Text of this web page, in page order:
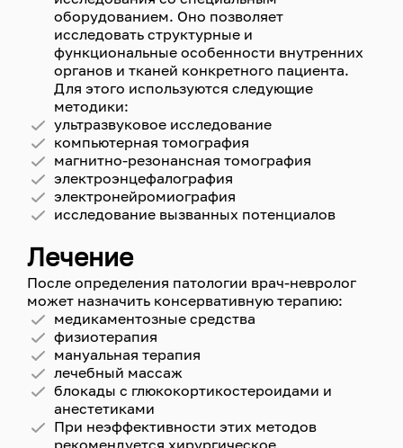
оборудованием. Оно позволяет
исследовать структурные и
функциональные особенности внутренних
органов и тканей конкретного пациента.
Для этого используются следующие
методики:
ультразвуковое исследование
компьютерная томография
магнитно-резонансная томография
электроэнцефалография
электронейромиография
исследование вызванных потенциалов
Лечение
После определения патологии врач-невролог
может назначить консервативную терапию:
медикаментозные средства
физиотерапия
мануальная терапия
лечебный массаж
блокады с глюкокортикостероидами и
анестетиками
При неэффективности этих методов
рекомендуется хирургическое